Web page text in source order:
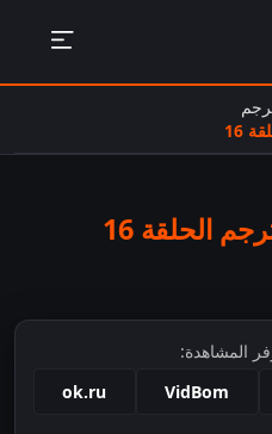
المشاهدة:
VidBom
ok.ru